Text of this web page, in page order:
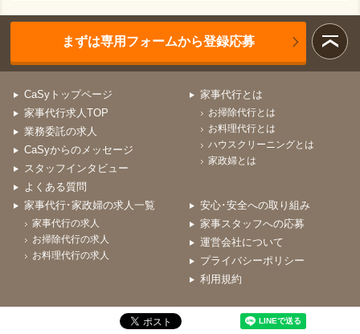
まずは専用フォームから登録応募
CaSyトップページ
家事代行求人TOP
業務委託の求人
CaSyからのメッセージ
スタッフインタビュー
よくある質問
家事代行とは
お掃除代行とは
お料理代行とは
ハウスクリーニングとは
家政婦とは
家事代行･家政婦の求人一覧
家事代行の求人
お掃除代行の求人
お料理代行の求人
安心･安全への取り組み
家事スタッフへの応募
運営会社について
プライバシーポリシー
利用規約